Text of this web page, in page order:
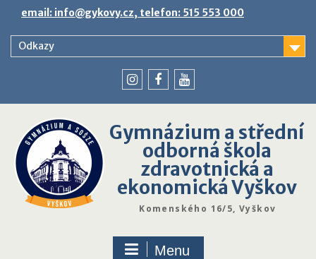
content
email: info@gykovy.cz, telefon: 515 553 000
Odkazy
Gymnázium a střední
odborná škola
zdravotnická a
ekonomická Vyškov
Komenského 16/5, Vyškov
Menu